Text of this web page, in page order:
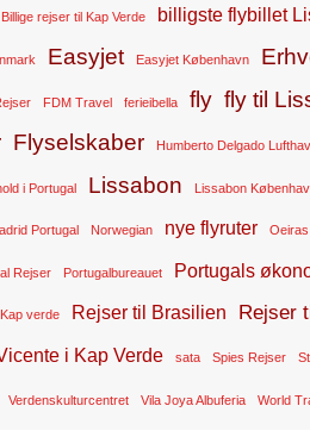
Billige rejser til Kap Verde billigste flybillet
Easyjet Easyjet København
FDM Travel ferieibella fly fly til
Flyselskaber Humberto Delgado
i Portugal Lissabon Lissabon
Portugal Norwegian nye flyruter Oeiras
Rejser Portugalbureauet Portugals
verde Rejser til Brasilien Rejser
i Kap Verde sata Spies Rejser
Verdenskulturcentret Vila Joya Albuferia World